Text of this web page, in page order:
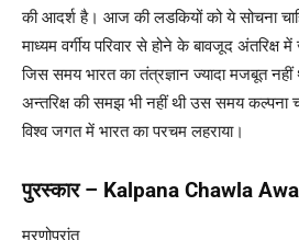
की आदर्श है। आज की लडकियों को ये सोचना
माध्यम वर्गीय परिवार से होने के बावजूद अंतरिक्ष
जिस समय भारत का तंत्रज्ञान ज्यादा मजबूत
अन्तरिक्ष की समझ भी नहीं थी उस समय कल्पना
विश्व जगत में भारत का परचम लहराया।
पुरस्कार – Kalpana Chawla
मरणोपरांत